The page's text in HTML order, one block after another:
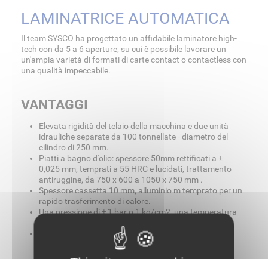
LAMINATRICE AUTOMATICA
Il team SYSCO ha progettato un affidabile laminatore high-
tech con da 5 a 6 aperture, su cui è possibile lavorare un
un'ampia varietà di formati di carte contact o contactless con
una qualità impeccabile.
VANTAGGI
Elevata rigidità del telaio della macchina e due unità
idrauliche separate da 100 tonnellate - diametro del
cilindro di 250 mm.
Piatti a bagno d'olio: spessore 50mm rettificati a ±
0,025 mm, temprati a 55 HRC e lucidati, trattamento
antiruggine, da 750 x 600 a 1050 x 750 mm .
Spessore cassetta 10 mm, alluminio m temprato per un
rapido trasferimento di calore.
Una pressione di ± 1 bar o 1 kg/cm2, una temperatura
Il trasferimento automatico delle lastre tra le presse a
caldo ea freddo quindi l'evacuazione delle cassette